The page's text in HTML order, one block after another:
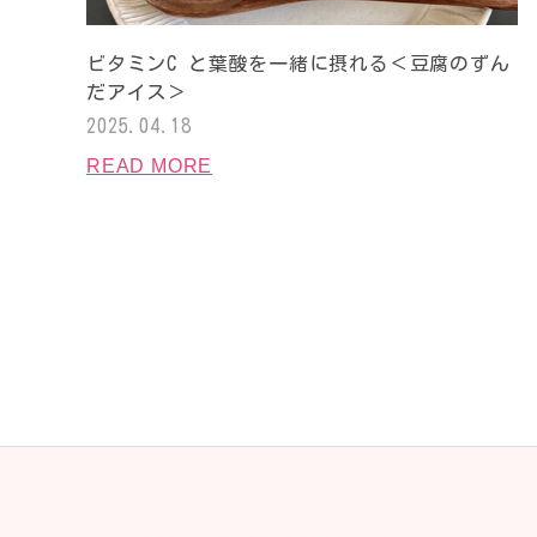
ビタミンC と葉酸を一緒に摂れる＜豆腐のずん
だアイス＞
2025.04.18
READ MORE